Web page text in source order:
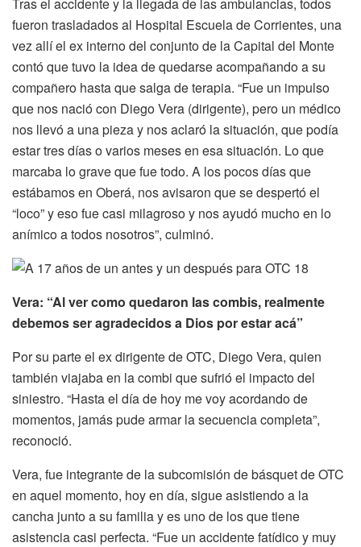
fueron trasladados al Hospital Escuela de Corrientes, una
vez allí el ex interno del conjunto de la Capital del Monte
contó que tuvo la idea de quedarse acompañando a su
compañero hasta que salga de terapia. “Fue un impulso
que nos nació con Diego Vera (dirigente), pero un médico
nos llevó a una pieza y nos aclaró la situación, que podía
estar tres días o varios meses en esa situación. Lo que
marcaba lo grave que fue todo. A los pocos días que
estábamos en Oberá, nos avisaron que se despertó el
“loco” y eso fue casi milagroso y nos ayudó mucho en lo
anímico a todos nosotros”, culminó.
Vera: “Al ver como quedaron las combis, realmente
debemos ser agradecidos a Dios por estar acá”
Por su parte el ex dirigente de OTC, Diego Vera, quien
también viajaba en la combi que sufrió el impacto del
siniestro. “Hasta el día de hoy me voy acordando de
momentos, jamás pude armar la secuencia completa”,
reconoció.
Vera, fue integrante de la subcomisión de básquet de OTC
en aquel momento, hoy en día, sigue asistiendo a la
cancha junto a su familia y es uno de los que tiene
asistencia casi perfecta. “Fue un accidente fatídico y muy